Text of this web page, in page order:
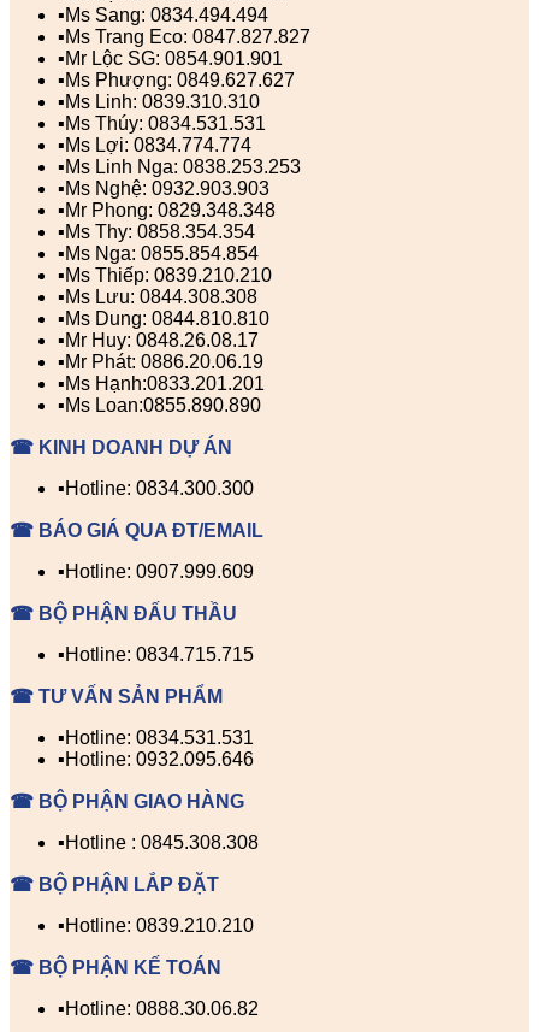
▪️Ms Sang: 0834.494.494
▪️Ms Trang Eco: 0847.827.827
▪️Mr Lộc SG: 0854.901.901
▪️Ms Phượng: 0849.627.627
▪️Ms Linh: 0839.310.310
▪️Ms Thúy: 0834.531.531
▪️Ms Lợi: 0834.774.774
▪️Ms Linh Nga: 0838.253.253
▪️Ms Nghệ: 0932.903.903
▪️Mr Phong: 0829.348.348
▪️Ms Thy: 0858.354.354
▪️Ms Nga: 0855.854.854
▪️Ms Thiếp: 0839.210.210
▪️Ms Lưu: 0844.308.308
▪️Ms Dung: 0844.810.810
▪️Mr Huy: 0848.26.08.17
▪️Mr Phát: 0886.20.06.19
▪️Ms Hạnh:0833.201.201
▪️Ms Loan:0855.890.890
☎ KINH DOANH DỰ ÁN
▪️Hotline: 0834.300.300
☎ BÁO GIÁ QUA ĐT/EMAIL
▪️Hotline: 0907.999.609
☎ BỘ PHẬN ĐẤU THẦU
▪️Hotline: 0834.715.715
☎ TƯ VẤN SẢN PHẨM
▪️Hotline: 0834.531.531
▪️Hotline: 0932.095.646
☎ BỘ PHẬN GIAO HÀNG
▪️Hotline : 0845.308.308
☎ BỘ PHẬN LẮP ĐẶT
▪️Hotline: 0839.210.210
☎ BỘ PHẬN KẾ TOÁN
▪️Hotline: 0888.30.06.82